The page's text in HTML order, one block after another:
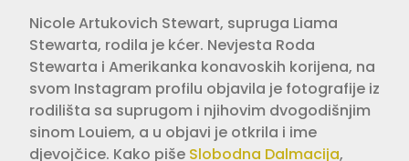
Nicole Artukovich Stewart, supruga Liama
Stewarta, rodila je kćer. Nevjesta Roda
Stewarta i Amerikanka konavoskih korijena, na
svom Instagram profilu objavila je fotografije iz
rodilišta sa suprugom i njihovim dvogodišnjim
sinom Louiem, a u objavi je otkrila i ime
djevojčice. Kako piše Slobodna Dalmacija,